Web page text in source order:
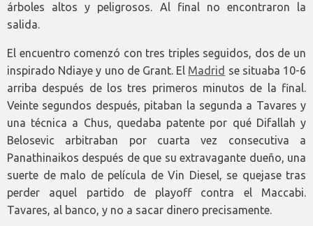
árboles altos y peligrosos. Al final no encontraron la
salida.
El encuentro comenzó con tres triples seguidos, dos de un
inspirado Ndiaye y uno de Grant. El Madrid se situaba 10-6
arriba después de los tres primeros minutos de la final.
Veinte segundos después, pitaban la segunda a Tavares y
una técnica a Chus, quedaba patente por qué Difallah y
Belosevic arbitraban por cuarta vez consecutiva a
Panathinaikos después de que su extravagante dueño, una
suerte de malo de película de Vin Diesel, se quejase tras
perder aquel partido de playoff contra el Maccabi.
Tavares, al banco, y no a sacar dinero precisamente.